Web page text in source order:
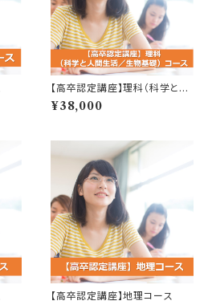
【高卒認定講座】理科（科学と人
間生活／生物基礎）コース
¥38,000
【高卒認定講座】地理コース